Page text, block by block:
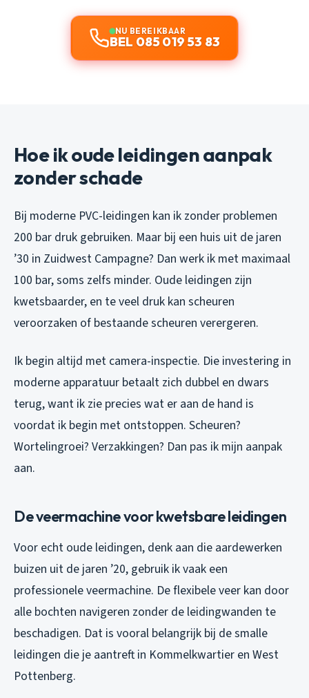
NU BEREIKBAAR
BEL 085 019 53 83
Hoe ik oude leidingen aanpak
zonder schade
Bij moderne PVC-leidingen kan ik zonder problemen
200 bar druk gebruiken. Maar bij een huis uit de jaren
’30 in Zuidwest Campagne? Dan werk ik met maximaal
100 bar, soms zelfs minder. Oude leidingen zijn
kwetsbaarder, en te veel druk kan scheuren
veroorzaken of bestaande scheuren verergeren.
Ik begin altijd met camera-inspectie. Die investering in
moderne apparatuur betaalt zich dubbel en dwars
terug, want ik zie precies wat er aan de hand is
voordat ik begin met ontstoppen. Scheuren?
Wortelingroei? Verzakkingen? Dan pas ik mijn aanpak
aan.
De veermachine voor kwetsbare leidingen
Voor echt oude leidingen, denk aan die aardewerken
buizen uit de jaren ’20, gebruik ik vaak een
professionele veermachine. De flexibele veer kan door
alle bochten navigeren zonder de leidingwanden te
beschadigen. Dat is vooral belangrijk bij de smalle
leidingen die je aantreft in Kommelkwartier en West
Pottenberg.